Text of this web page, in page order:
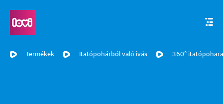
Termékek Itatópohárból való ivás 360°